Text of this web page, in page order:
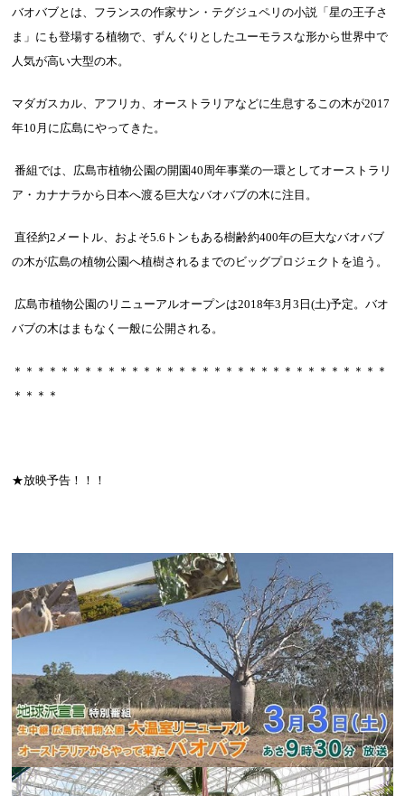
バオバブとは、フランスの作家サン・テグジュペリの小説「星の王子さ
ま」にも登場する植物で、ずんぐりとしたユーモラスな形から世界中で
人気が高い大型の木。
マダガスカル、アフリカ、オーストラリアなどに生息するこの木が2017
年10 月に広島にやってきた。
番組では、広島市植物公園の開園40周年事業の一環としてオーストラリ
ア・カナナラから日本へ渡る巨大なバオバブの木に注目。
直径約2 メートル、およそ5.6 トンもある樹齢約400年の巨大なバオバブ
の木が広島の植物公園へ植樹されるまでのビッグプロジェクトを追う。
広島市植物公園のリニューアルオープンは2018年3 月3 日(土)予定。バオ
バブの木はまもなく一般に公開される。
＊＊＊＊＊＊＊＊＊＊＊＊＊＊＊＊＊＊＊＊＊＊＊＊＊＊＊＊＊＊＊＊
＊＊＊＊
★放映予告！！！